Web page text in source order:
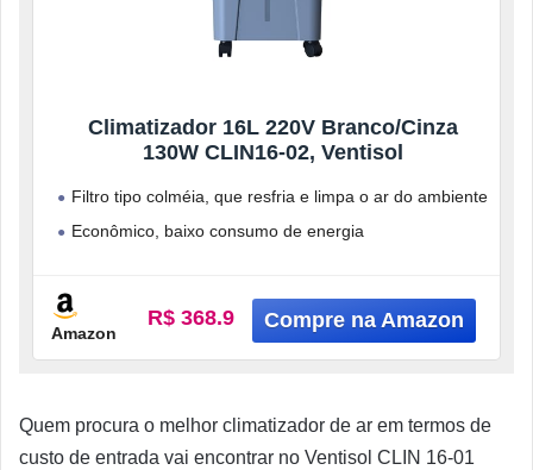
Climatizador 16L 220V Branco/Cinza
130W CLIN16-02, Ventisol
Filtro tipo colméia, que resfria e limpa o ar do ambiente
Econômico, baixo consumo de energia
Amazon
R$ 368.9
Quem procura o melhor climatizador de ar em termos de
custo de entrada vai encontrar no Ventisol CLIN 16-01